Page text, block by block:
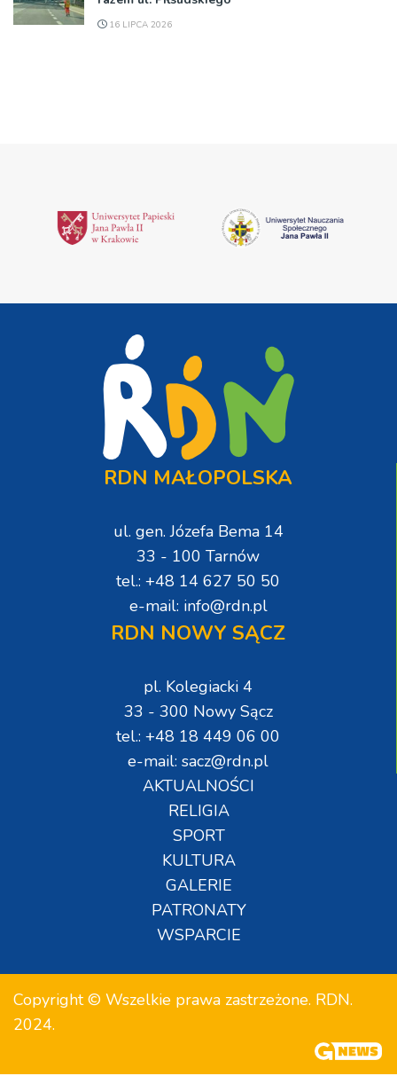
16 LIPCA 2026
RDN MAŁOPOLSKA
ul. gen. Józefa Bema 14
33 - 100 Tarnów
tel.: +48 14 627 50 50
e-mail: info@rdn.pl
RDN NOWY SĄCZ
pl. Kolegiacki 4
33 - 300 Nowy Sącz
tel.: +48 18 449 06 00
e-mail: sacz@rdn.pl
AKTUALNOŚCI
RELIGIA
SPORT
KULTURA
GALERIE
PATRONATY
WSPARCIE
Copyright © Wszelkie prawa zastrzeżone. RDN.
2024.